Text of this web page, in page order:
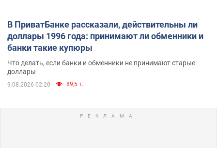
В ПриватБанке рассказали, действительны ли
доллары 1996 года: принимают ли обменники и
банки такие купюры
Что делать, если банки и обменники не принимают старые
доллары
9.08.2026 02:20 89,5 т.